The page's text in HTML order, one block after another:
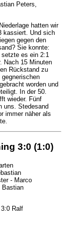
Peters,
hatten wir
kassiert. Und sich
gegen den
Sie konnte:
setzte es ein 2:1
Nach 15 Minuten
Rückstand zu
worden und
In der 50.
wieder. Fünf
uns. Stedesand
immer näher als
3:0 (1:0)
- Marco
Bastian
Ralf